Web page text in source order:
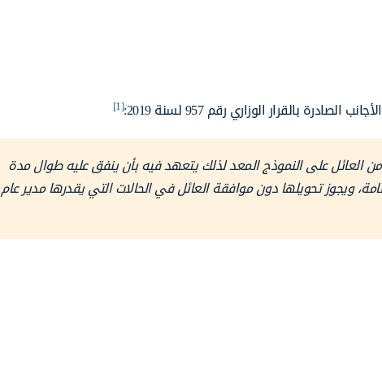
[1]
من العائل على النموذج المعد لذلك يتعهد فيه بأن ينفق عليه طوال مدة
ويجوز تحويلها دون موافقة العائل في الحالات التي يقدرها مدير عام